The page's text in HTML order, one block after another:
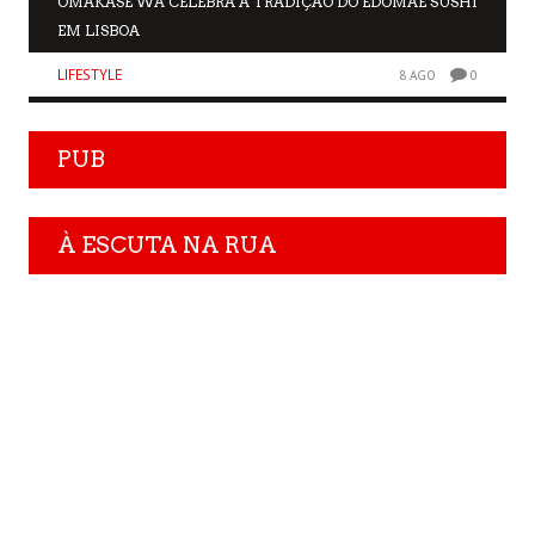
EM LISBOA
LIFESTYLE 8 AGO 0
PUB
À ESCUTA NA RUA